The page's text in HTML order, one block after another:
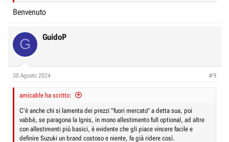
Benvenuto
G GuidoP
30 Agosto 2024 #9
amicable ha scritto:
C'è anche chi si lamenta dei prezzi "fuori mercato" a detta sua, poi
vabbè, se paragona la Ignis, in mono allestimento full optional, ad altre
con allestimenti più basici, è evidente che gli piace vincere facile e
definire Suzuki un brand costoso e niente, fa già ridere così.